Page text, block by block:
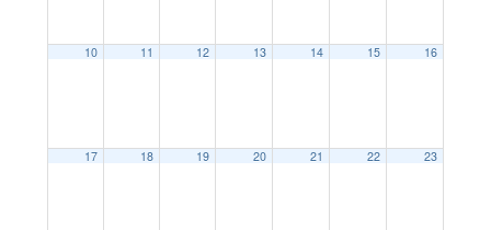
10 11 12 13 14 15 16
17 18 19 20 21 22 23